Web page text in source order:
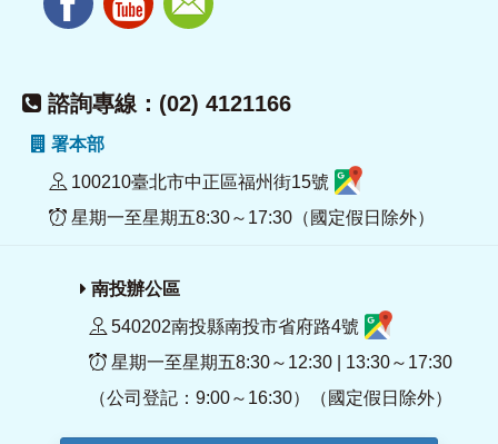
諮詢專線：(02) 4121166
署本部
100210臺北市中正區福州街15號
星期一至星期五8:30～17:30（國定假日除外）
南投辦公區
540202南投縣南投市省府路4號
星期一至星期五8:30～12:30 | 13:30～17:30
（公司登記：9:00～16:30）（國定假日除外）